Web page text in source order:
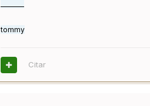
tommy
Citar